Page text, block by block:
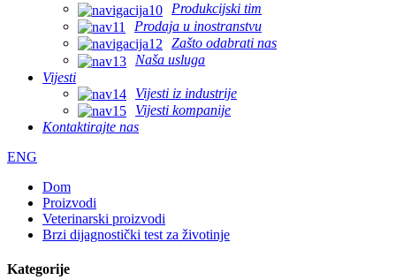
Produkcijski tim
Prodaja u inostranstvu
Zašto odabrati nas
Naša usluga
Vijesti
Vijesti iz industrije
Vijesti kompanije
Kontaktirajte nas
ENG
Dom
Proizvodi
Veterinarski proizvodi
Brzi dijagnostički test za životinje
Kategorije